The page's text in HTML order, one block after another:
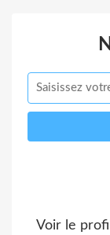
Voir le